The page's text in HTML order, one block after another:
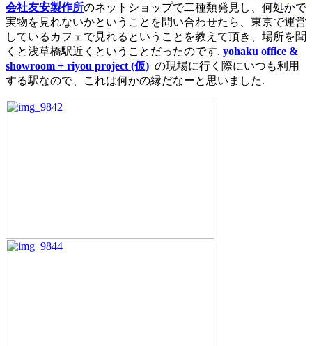
会社友安製作所のネットショップで二種類発見し、何処かで
実物を見れないかということを問い合わせたら、東京で運営
しているカフェで見れるということを教えて頂き、場所を聞
くと浅草橋駅近くということだったのです. yohaku office &
showroom + riyou project (仮) の現場に行く際にいつも利用
する駅なので、これは何かの縁だなーと思いました.